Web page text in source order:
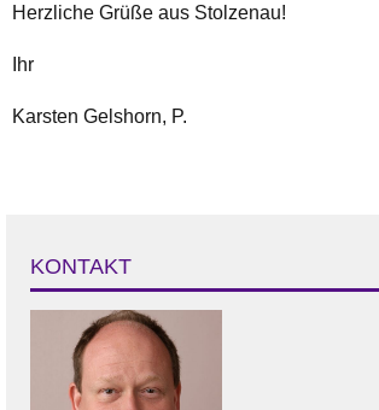
Herzliche Grüße aus Stolzenau!
Ihr
Karsten Gelshorn, P.
KONTAKT